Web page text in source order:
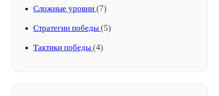
Сложные уровни (7)
Стратегии победы (5)
Тактики победы (4)